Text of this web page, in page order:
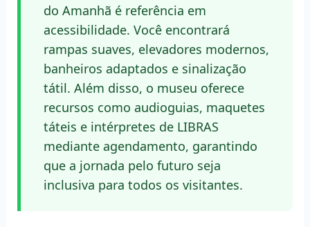
do Amanhã é referência em
acessibilidade. Você encontrará
rampas suaves, elevadores modernos,
banheiros adaptados e sinalização
tátil. Além disso, o museu oferece
recursos como audioguias, maquetes
táteis e intérpretes de LIBRAS
mediante agendamento, garantindo
que a jornada pelo futuro seja
inclusiva para todos os visitantes.